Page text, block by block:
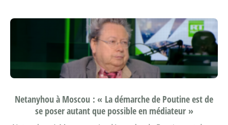
Netanyhou à Moscou : « La démarche de Poutine est de
se poser autant que possible en médiateur »